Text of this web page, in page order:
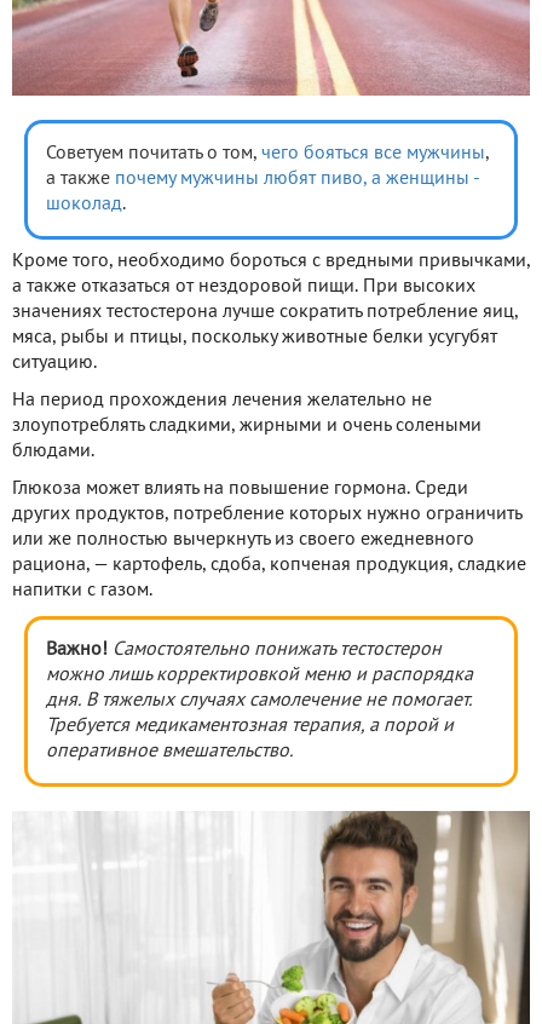
Советуем почитать о том, чего бояться все мужчины,
а также почему мужчины любят пиво, а женщины -
шоколад.
Кроме того, необходимо бороться с вредными привычками,
а также отказаться от нездоровой пищи. При высоких
значениях тестостерона лучше сократить потребление яиц,
мяса, рыбы и птицы, поскольку животные белки усугубят
ситуацию.
На период прохождения лечения желательно не
злоупотреблять сладкими, жирными и очень солеными
блюдами.
Глюкоза может влиять на повышение гормона. Среди
других продуктов, потребление которых нужно ограничить
или же полностью вычеркнуть из своего ежедневного
рациона, — картофель, сдоба, копченая продукция, сладкие
напитки с газом.
Важно! Самостоятельно понижать тестостерон
можно лишь корректировкой меню и распорядка
дня. В тяжелых случаях самолечение не помогает.
Требуется медикаментозная терапия, а порой и
оперативное вмешательство.